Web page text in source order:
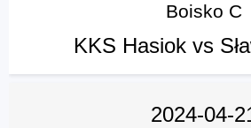
Boisko C
KKS Hasiok vs
2024-04-